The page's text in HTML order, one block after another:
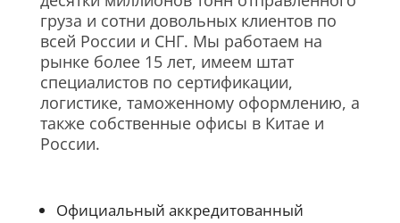
груза и сотни довольных клиентов по
всей России и СНГ. Мы работаем на
рынке более 15 лет, имеем штат
специалистов по сертификации,
логистике, таможенному оформлению, а
также собственные офисы в Китае и
России.
Официальный аккредитованный